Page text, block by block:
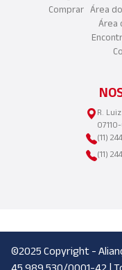
Comprar
Área
Área
R.
(11)
(11)
©2025 Copyright -
45.989.530/0001-42 |